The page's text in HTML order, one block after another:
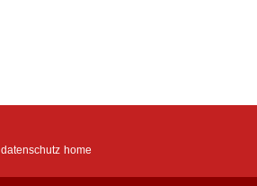
datenschutz home